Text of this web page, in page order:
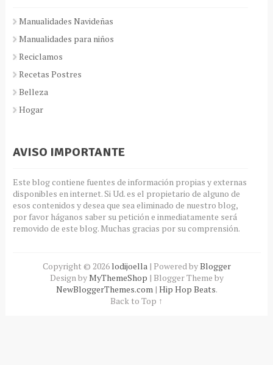
Manualidades Navideñas
Manualidades para niños
Reciclamos
Recetas Postres
Belleza
Hogar
AVISO IMPORTANTE
Este blog contiene fuentes de información propias y externas
disponibles en internet. Si Ud. es el propietario de alguno de
esos contenidos y desea que sea eliminado de nuestro blog,
por favor háganos saber su petición e inmediatamente será
removido de este blog. Muchas gracias por su comprensión.
Copyright © 2026 lodijoella| Powered byBlogger
Design byMyThemeShop | Blogger Theme by
NewBloggerThemes.com| Hip Hop Beats.
Back to Top ↑